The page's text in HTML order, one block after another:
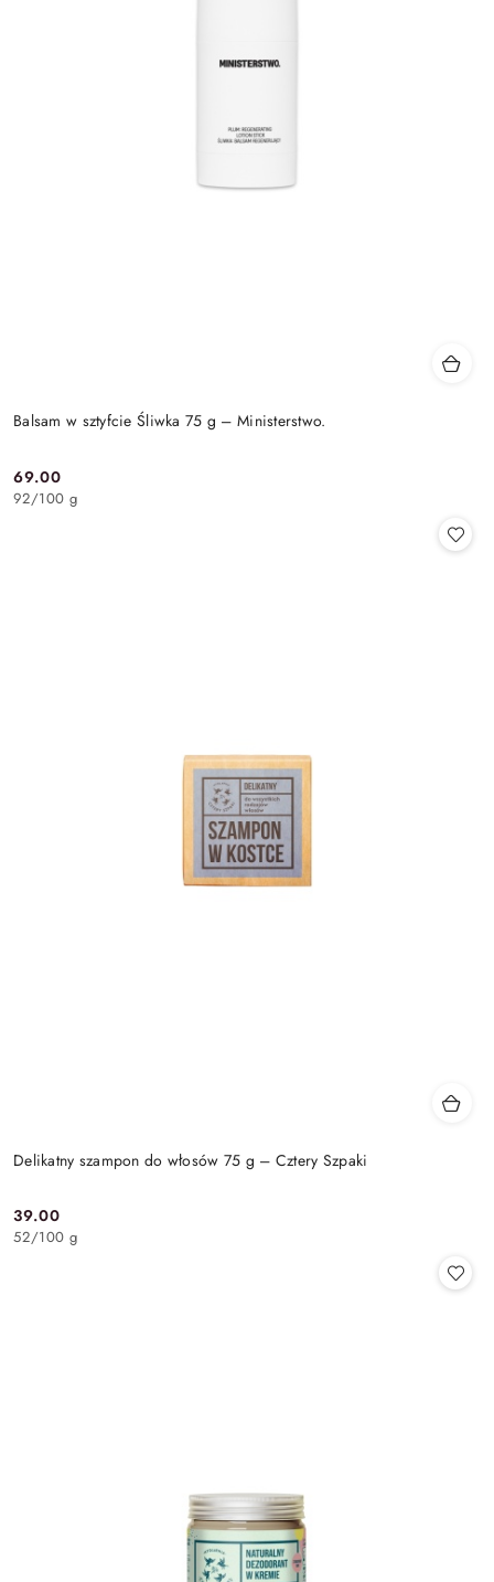
Balsam w sztyfcie Śliwka 75 g – Ministerstwo.
Cena:
69.00
92/100 g
Delikatny szampon do włosów 75 g – Cztery Szpaki
Cena:
39.00
52/100 g